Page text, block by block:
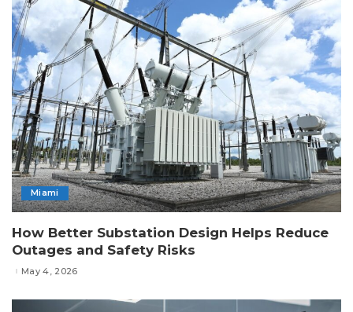
Miami
How Better Substation Design Helps Reduce
Outages and Safety Risks
May 4, 2026